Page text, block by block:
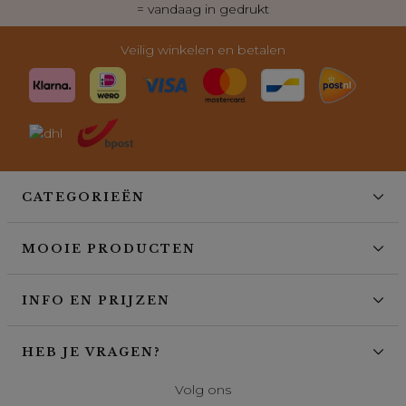
= vandaag in gedrukt
Veilig winkelen en betalen
CATEGORIEËN
MOOIE PRODUCTEN
INFO EN PRIJZEN
HEB JE VRAGEN?
Volg ons